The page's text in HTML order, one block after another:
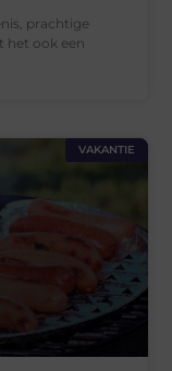
prachtige
het ook een
VAKANTIE